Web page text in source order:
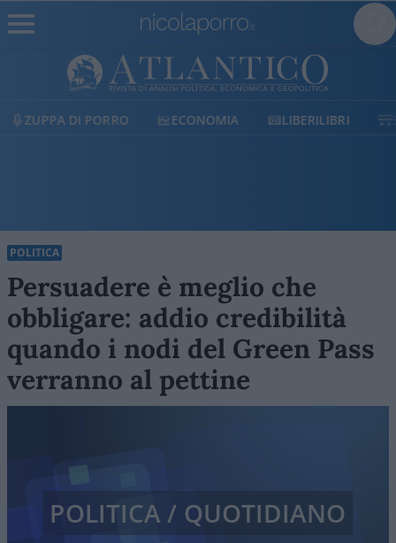
ECONOMIA LIBERILIBRI SHOP SOSTIENICI
POLITICA
Persuadere è meglio che
obbligare: addio credibilità
quando i nodi del Green Pass
verranno al pettine
POLITICA / QUOTIDIANO